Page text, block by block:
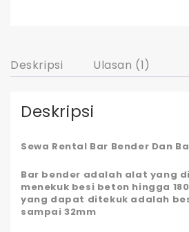
Deskripsi Ulasan (1)
Deskripsi
Sewa Rental Bar Bender Dan
Bar bender adalah alat yang
menekuk besi beton hingga
yang dapat ditekuk adalah
sampai 32mm